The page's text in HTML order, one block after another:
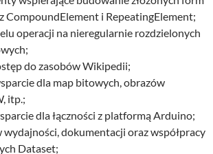
CompoundElement i RepeatingElement;
operacji na nieregularnie rozdzielonych
do zasobów Wikipedii;
dla map bitowych, obrazów
itp.;
dla łączności z platformą Arduino;
dokumentacji oraz współpracy
Dataset;